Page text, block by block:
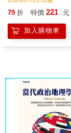
79 折 特價 221 元
加入購物車